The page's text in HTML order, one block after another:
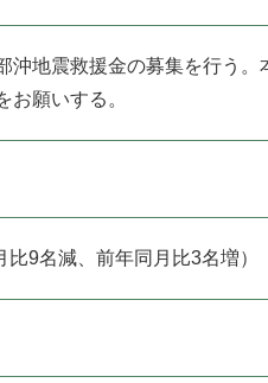
地震救援金の募集を行う。
願いする。
9名減、前年同月比3名増）